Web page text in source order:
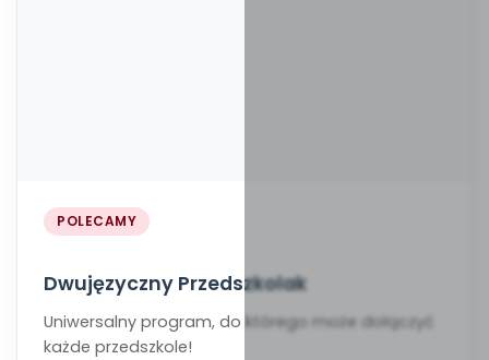
POLECAMY
Dwujęzyczny Przedszkolak
Uniwersalny program, do którego może dołączyć
każde przedszkole!